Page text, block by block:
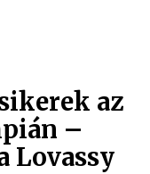
az
–
Lovassy